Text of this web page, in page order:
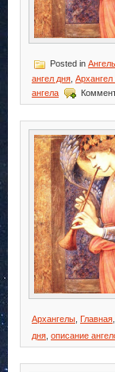
Posted in
ангел дня
ангела
Архангелы Главная
дня описание